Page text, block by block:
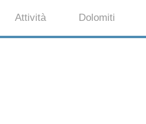
Attività Dolomiti